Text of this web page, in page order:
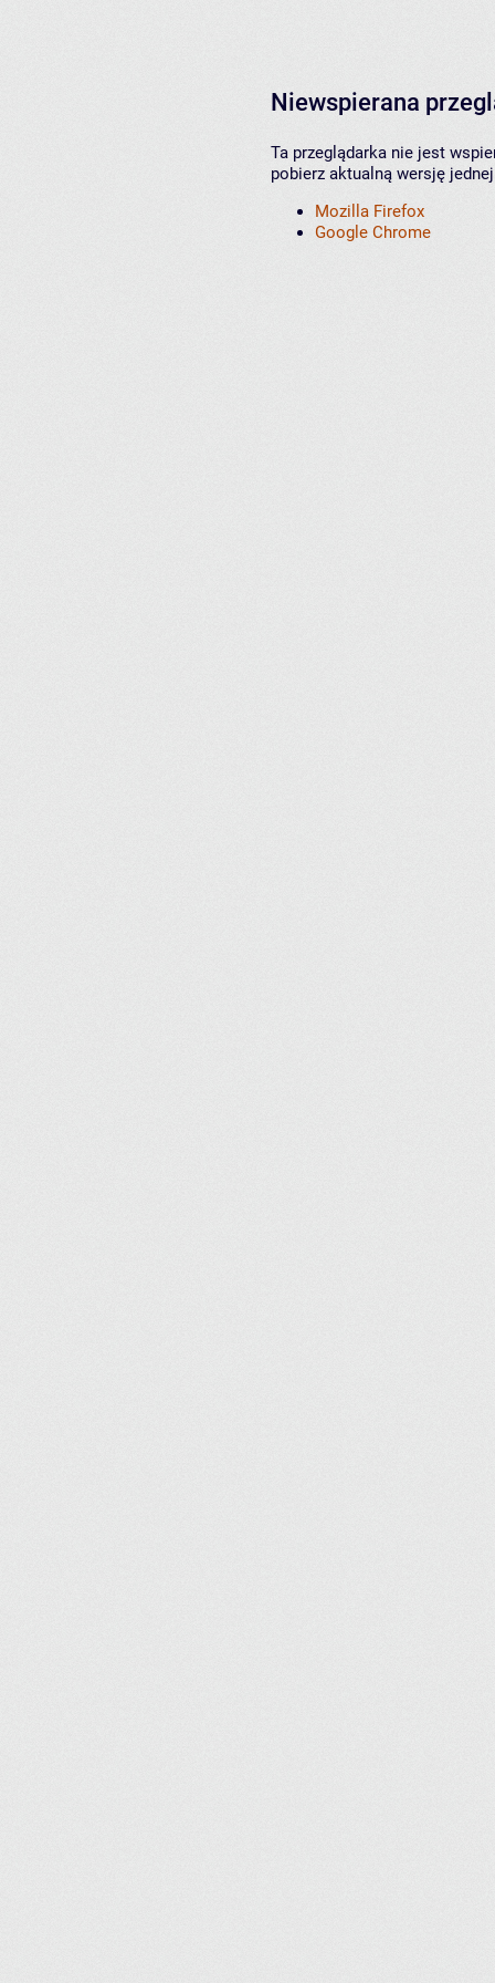
Niewspierana
Ta przeglądarka nie jest
pobierz aktualną wersję
Mozilla Firefox
Google Chrome